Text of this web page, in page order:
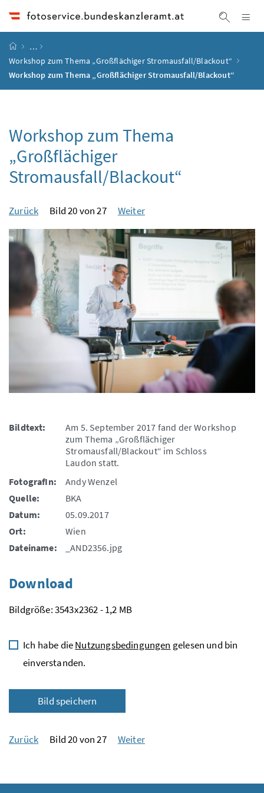
Suche
Startseite
…
Workshop zum Thema „Großflächiger Stromausfall/Blackout“
Workshop zum Thema „Großflächiger Stromausfall/Blackout“
Workshop zum Thema
„Großflächiger
Stromausfall/Blackout“
Zurück Bild 20 von 27 Weiter
Bildtext:
Am 5. September 2017 fand der Workshop
zum Thema „Großflächiger
Stromausfall/Blackout“ im Schloss
Laudon statt.
FotografIn:
Andy Wenzel
Quelle:
BKA
Datum:
05.09.2017
Ort:
Wien
Dateiname:
_AND2356.jpg
Download
Bildgröße: 3543x2362 - 1,2 MB
Ich habe dieNutzungsbedingungen gelesen und bin
einverstanden.
Bild speichern
Zurück Bild 20 von 27 Weiter